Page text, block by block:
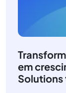
em
Solutions